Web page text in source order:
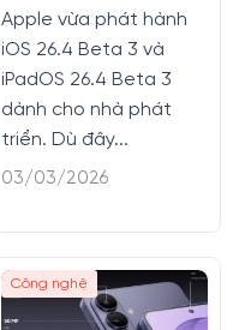
năng
Apple vừa phát hành
iOS 26.4 Beta 3 và
iPadOS 26.4 Beta 3
dành cho nhà phát
triển. Dù đây...
03/03/2026
Công nghệ